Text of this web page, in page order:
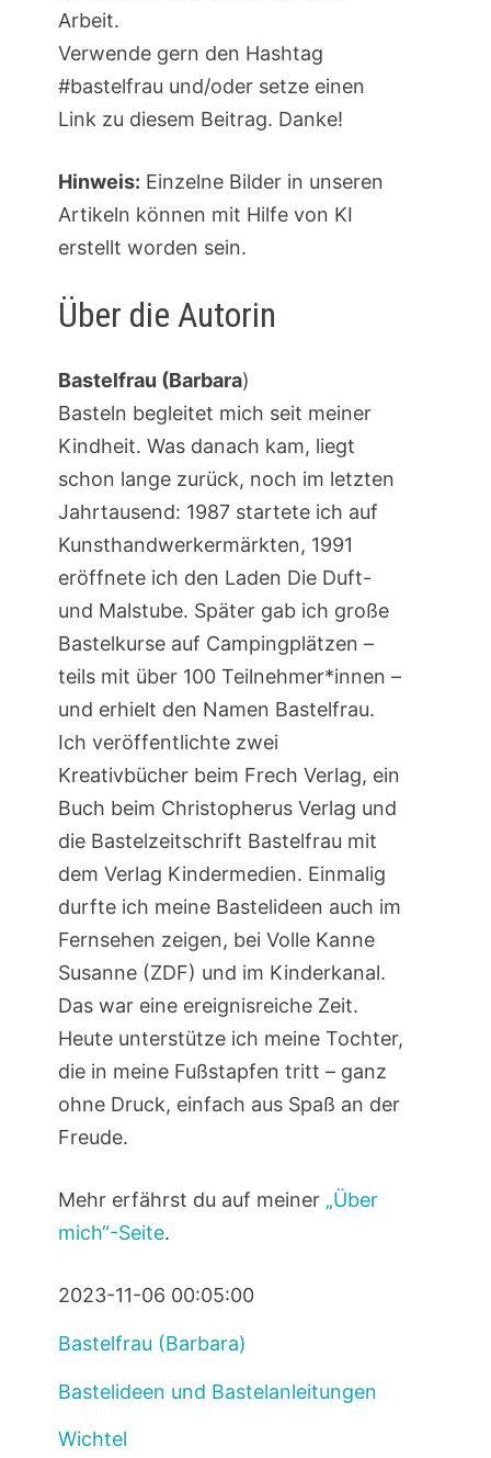
Arbeit.
Verwende gern den Hashtag
#bastelfrau und/oder setze einen
Link zu diesem Beitrag. Danke!
Hinweis: Einzelne Bilder in unseren
Artikeln können mit Hilfe von KI
erstellt worden sein.
Über die Autorin
Bastelfrau (Barbara)
Basteln begleitet mich seit meiner
Kindheit. Was danach kam, liegt
schon lange zurück, noch im letzten
Jahrtausend: 1987 startete ich auf
Kunsthandwerkermärkten, 1991
eröffnete ich den Laden Die Duft-
und Malstube. Später gab ich große
Bastelkurse auf Campingplätzen –
teils mit über 100 Teilnehmer*innen –
und erhielt den Namen Bastelfrau.
Ich veröffentlichte zwei
Kreativbücher beim Frech Verlag, ein
Buch beim Christopherus Verlag und
die Bastelzeitschrift Bastelfrau mit
dem Verlag Kindermedien. Einmalig
durfte ich meine Bastelideen auch im
Fernsehen zeigen, bei Volle Kanne
Susanne (ZDF) und im Kinderkanal.
Das war eine ereignisreiche Zeit.
Heute unterstütze ich meine Tochter,
die in meine Fußstapfen tritt – ganz
ohne Druck, einfach aus Spaß an der
Freude.
Mehr erfährst du auf meiner „Über
mich“-Seite.
2023-11-06 00:05:00
Bastelfrau (Barbara)
Bastelideen und Bastelanleitungen
Wichtel